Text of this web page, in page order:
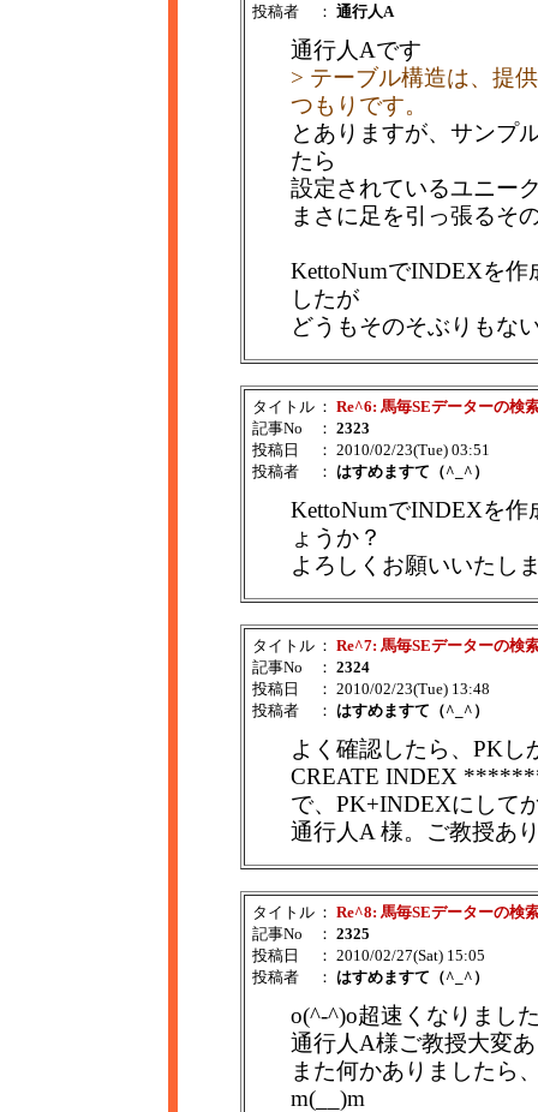
投稿者
： 通行人A
通行人Aです
> テーブル構造は、提
つもりです。
とありますが、サンプ
たら
設定されているユニー
まさに足を引っ張るそ
KettoNumでINDEXを
したが
どうもそのそぶりもな
タイトル ： Re^6: 馬毎SEデーターの検
記事No
： 2323
投稿日
： 2010/02/23(Tue) 03:51
投稿者
： はすめますて（^_^）
KettoNumでINDEXを
ょうか？
よろしくお願いいたし
タイトル ： Re^7: 馬毎SEデーターの検
記事No
： 2324
投稿日
： 2010/02/23(Tue) 13:48
投稿者
： はすめますて（^_^）
よく確認したら、PKし
CREATE INDEX
で、PK+INDEXにして
通行人A 様。ご教授あ
タイトル ： Re^8: 馬毎SEデーターの検
記事No
： 2325
投稿日
： 2010/02/27(Sat) 15:05
投稿者
： はすめますて（^_^）
o(^-^)o超速くなりまし
通行人A様ご教授大変
また何かありましたら
m(__)m